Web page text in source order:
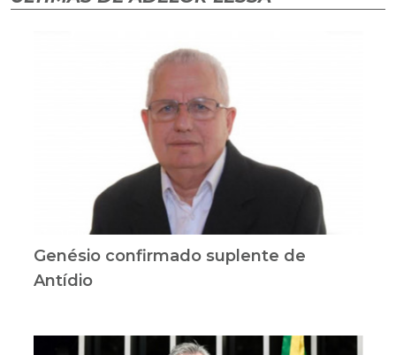
Genésio confirmado suplente de
Antídio